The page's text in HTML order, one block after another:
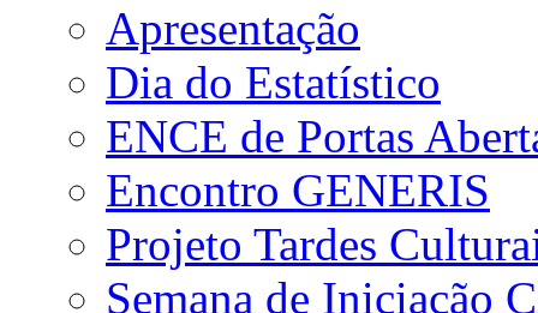
Apresentação
Dia do Estatístico
ENCE de Portas
Encontro GENERIS
Projeto Tardes
Semana de Iniciação